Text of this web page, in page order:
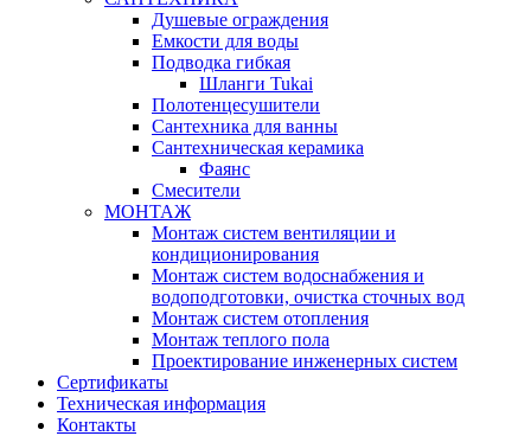
Душевые ограждения
Емкости для воды
Подводка гибкая
Шланги Tukai
Полотенцесушители
Сантехника для ванны
Сантехническая керамика
Фаянс
Смесители
МОНТАЖ
Монтаж систем вентиляции и
кондиционирования
Монтаж систем водоснабжения и
водоподготовки, очистка сточных вод
Монтаж систем отопления
Монтаж теплого пола
Проектирование инженерных систем
Сертификаты
Техническая информация
Контакты